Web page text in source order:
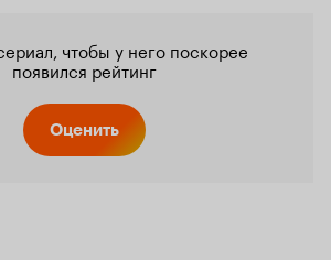
чтобы у него поскорее
появился рейтинг
Оценить